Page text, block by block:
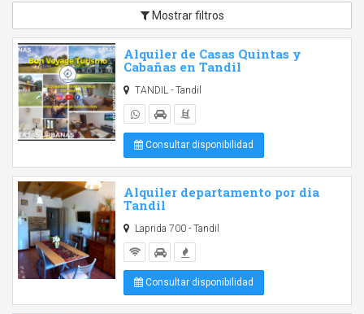
Mostrar filtros
Alquiler de Casas Quintas y
Cabañas en Tandil
TANDIL - Tandil
Consultar disponibilidad
Alquiler departamento por dia
Tandil
Laprida 700 - Tandil
Consultar disponibilidad